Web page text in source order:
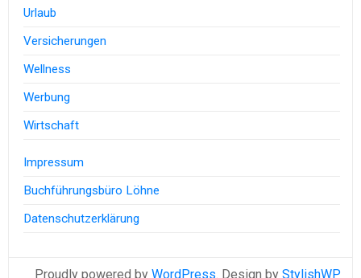
Urlaub
Versicherungen
Wellness
Werbung
Wirtschaft
Impressum
Buchführungsbüro Löhne
Datenschutzerklärung
Proudly powered by WordPress . Design by StylishWP